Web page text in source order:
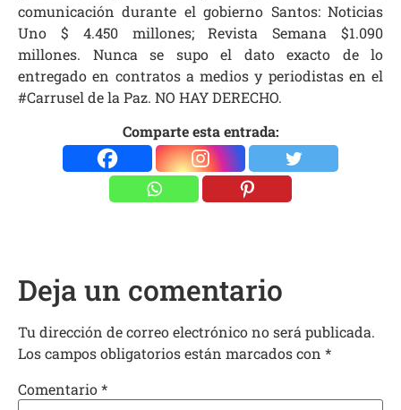
comunicación durante el gobierno Santos: Noticias
Uno $ 4.450 millones; Revista Semana $1.090
millones. Nunca se supo el dato exacto de lo
entregado en contratos a medios y periodistas en el
#Carrusel de la Paz. NO HAY DERECHO.
Comparte esta entrada:
Deja un comentario
Tu dirección de correo electrónico no será publicada.
Los campos obligatorios están marcados con *
Comentario*